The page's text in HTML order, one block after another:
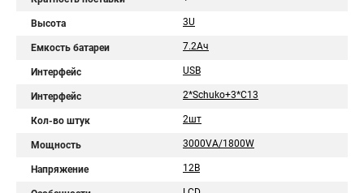
Высота 3U
Емкость батареи 7.2Aч
Интерфейс USB
Интерфейс 2*Schuko+3*C13
Кол-во штук 2шт
Мощность 3000VA/1800W
Напряжение 12В